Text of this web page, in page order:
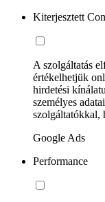
Kiterjesztett
A szolgáltatás
értékelhetjük
hirdetési
személyes
szolgáltatókkal,
Google Ads
Performance